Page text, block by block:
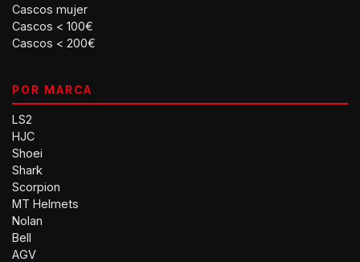
Cascos mujer
Cascos < 100€
Cascos < 200€
POR MARCA
LS2
HJC
Shoei
Shark
Scorpion
MT Helmets
Nolan
Bell
AGV